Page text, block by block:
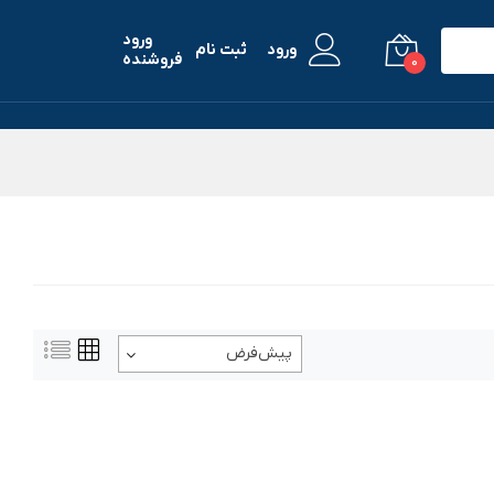
0
ورود ثبت نام
ورود
فروشنده
پیش‌فرض